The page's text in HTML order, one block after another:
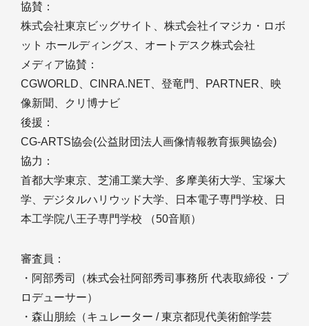
協賛：
株式会社東京ビッグサイト、株式会社イマジカ・ロボ
ット ホールディングス、オートデスク株式会社
メディア協賛：
CGWORLD、CINRA.NET、登竜門、PARTNER、映
像新聞、クリ博ナビ
後援：
CG-ARTS協会(公益財団法人画像情報教育振興協会)
協力：
首都大学東京、芝浦工業大学、多摩美術大学、宝塚大
学、デジタルハリウッド大学、日本電子専門学校、日
本工学院八王子専門学校 （50音順）
審査員：
・阿部秀司（株式会社阿部秀司事務所 代表取締役・プ
ロデューサー）
・森山朋絵（キュレーター / 東京都現代美術館学芸